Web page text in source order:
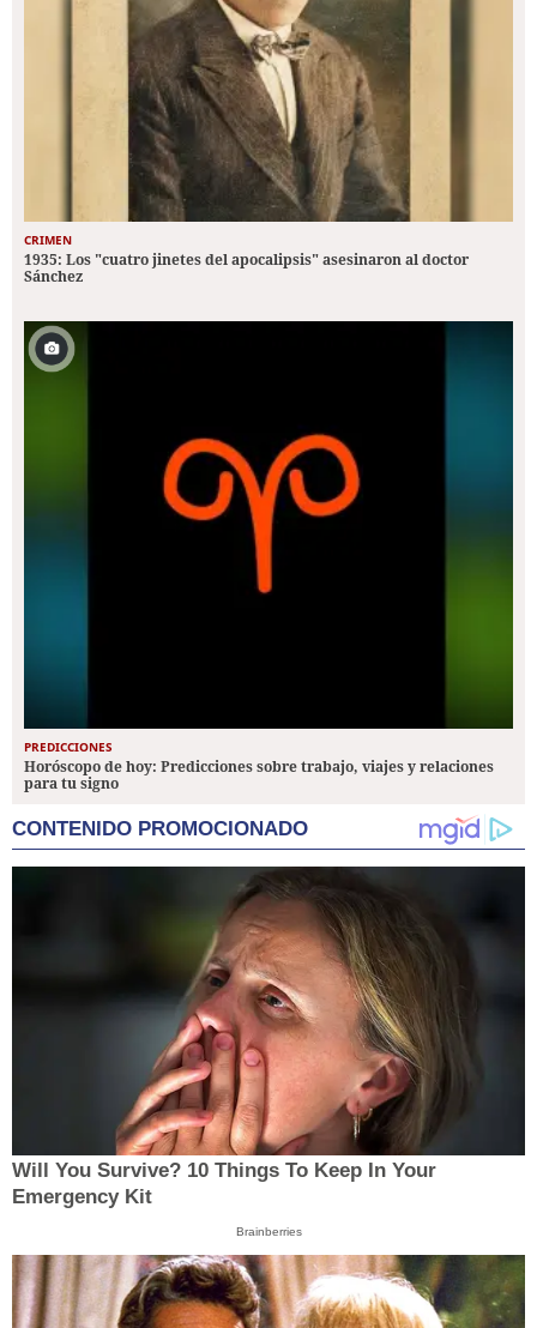
CRIMEN
1935: Los "cuatro jinetes del apocalipsis" asesinaron al doctor
Sánchez
PREDICCIONES
Horóscopo de hoy: Predicciones sobre trabajo, viajes y relaciones
para tu signo
CONTENIDO PROMOCIONADO
Will You Survive? 10 Things To Keep In Your
Emergency Kit
Brainberries